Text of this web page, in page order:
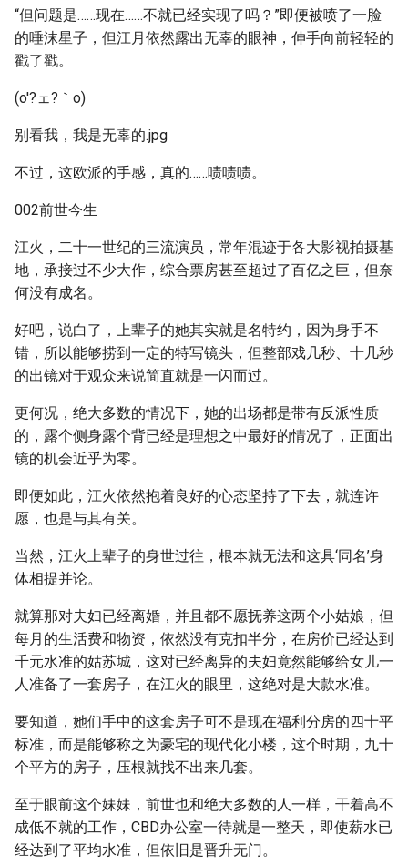
“但问题是……现在……不就已经实现了吗？”即便被喷了一脸
的唾沫星子，但江月依然露出无辜的眼神，伸手向前轻轻的
戳了戳。
(o′?ェ?｀o)
别看我，我是无辜的.jpg
不过，这欧派的手感，真的……啧啧啧。
002前世今生
江火，二十一世纪的三流演员，常年混迹于各大影视拍摄基
地，承接过不少大作，综合票房甚至超过了百亿之巨，但奈
何没有成名。
好吧，说白了，上辈子的她其实就是名特约，因为身手不
错，所以能够捞到一定的特写镜头，但整部戏几秒、十几秒
的出镜对于观众来说简直就是一闪而过。
更何况，绝大多数的情况下，她的出场都是带有反派性质
的，露个侧身露个背已经是理想之中最好的情况了，正面出
镜的机会近乎为零。
即便如此，江火依然抱着良好的心态坚持了下去，就连许
愿，也是与其有关。
当然，江火上辈子的身世过往，根本就无法和这具‘同名’身
体相提并论。
就算那对夫妇已经离婚，并且都不愿抚养这两个小姑娘，但
每月的生活费和物资，依然没有克扣半分，在房价已经达到
千元水准的姑苏城，这对已经离异的夫妇竟然能够给女儿一
人准备了一套房子，在江火的眼里，这绝对是大款水准。
要知道，她们手中的这套房子可不是现在福利分房的四十平
标准，而是能够称之为豪宅的现代化小楼，这个时期，九十
个平方的房子，压根就找不出来几套。
至于眼前这个妹妹，前世也和绝大多数的人一样，干着高不
成低不就的工作，CBD办公室一待就是一整天，即使薪水已
经达到了平均水准，但依旧是晋升无门。